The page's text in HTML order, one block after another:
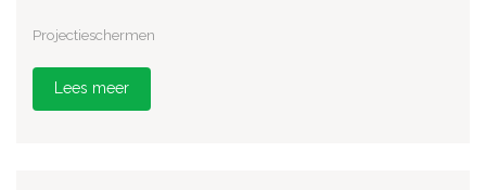
Projectieschermen
Lees meer